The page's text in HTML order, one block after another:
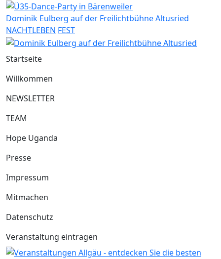
Dominik Eulberg auf der Freilichtbühne Altusried
NACHTLEBEN FEST
Startseite
Willkommen
NEWSLETTER
TEAM
Hope Uganda
Presse
Impressum
Mitmachen
Datenschutz
Veranstaltung eintragen